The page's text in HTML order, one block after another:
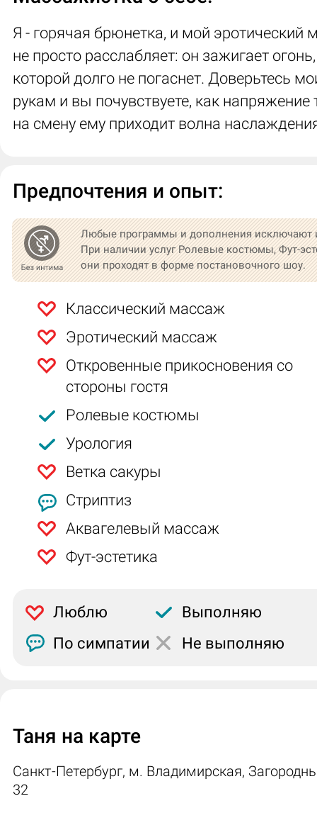
Я - горячая брюнетка, и мой эротический
не просто расслабляет: он зажигает огонь,
которой долго не погаснет. Доверьтесь
рукам и вы почувствуете, как напряжение
на смену ему приходит волна
Предпочтения и опыт:
Любые программы и дополнения исключают
При наличии услуг Ролевые костюмы, Фут-
они проходят в форме постановочного шоу.
Классический массаж
Эротический массаж
Откровенные прикосновения со
стороны гостя
Ролевые костюмы
Урология
Ветка сакуры
Стриптиз
Аквагелевый массаж
Фут-эстетика
Люблю
Выполняю
По симпатии
Не выполняю
Таня на карте
Санкт-Петербург, м. Владимирская,
32